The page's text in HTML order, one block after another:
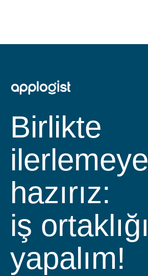
Birlikte
ilerlemeye
hazırız:
iş ortaklığı
yapalım!